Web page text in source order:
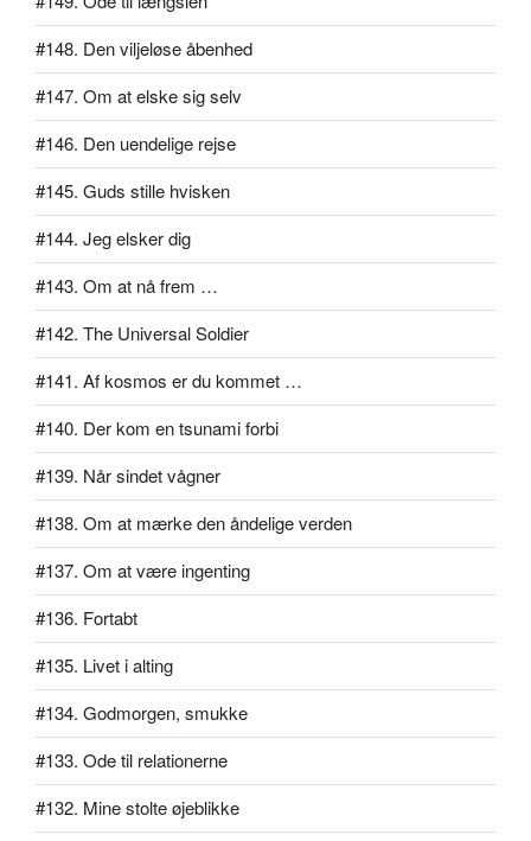
#148. Den viljeløse åbenhed
#147. Om at elske sig selv
#146. Den uendelige rejse
#145. Guds stille hvisken
#144. Jeg elsker dig
#143. Om at nå frem …
#142. The Universal Soldier
#141. Af kosmos er du kommet …
#140. Der kom en tsunami forbi
#139. Når sindet vågner
#138. Om at mærke den åndelige verden
#137. Om at være ingenting
#136. Fortabt
#135. Livet i alting
#134. Godmorgen, smukke
#133. Ode til relationerne
#132. Mine stolte øjeblikke